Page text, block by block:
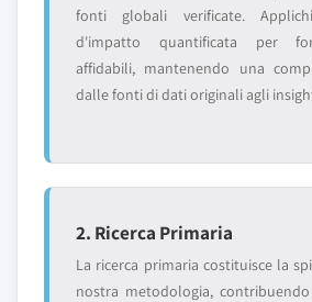
fonti globali verificate.
d'impatto quantificata per
affidabili, mantenendo una
dalle fonti di dati originali agli
2. Ricerca Primaria
La ricerca primaria costituisce la
nostra metodologia,